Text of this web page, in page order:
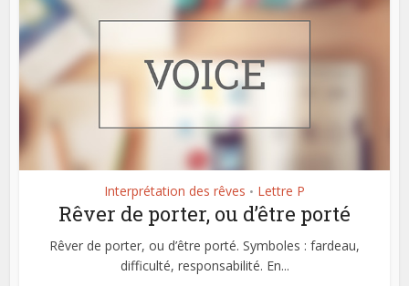
Interprétation des rêves • Lettre P
Rêver de porter, ou d’être porté
Rêver de porter, ou d’être porté. Symboles : fardeau,
difficulté, responsabilité. En...